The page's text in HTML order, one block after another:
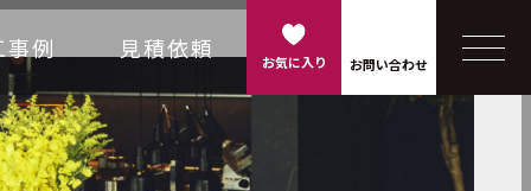
例 見積依頼
お気に入り お問い合わせ